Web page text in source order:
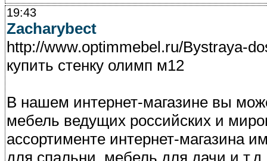
19:43
Zacharybect
http://www.optimmebel.ru/Bystraya-
купить стенку олимп м12
В нашем интернет-магазине вы
мебель ведущих российских и
ассортименте интернет-магазина
для спальни, мебель для дачи и